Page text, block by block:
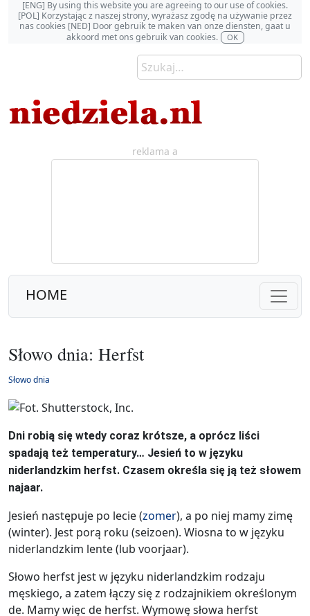
[ENG] By using this website you are agreeing to our use of cookies.
[POL] Korzystając z naszej strony, wyrażasz zgodę na używanie przez
nas cookies [NED] Door gebruik te maken van onze diensten, gaat u
akkoord met ons gebruik van cookies.
OK
reklama a
HOME
Słowo dnia: Herfst
Słowo dnia
Dni robią się wtedy coraz krótsze, a oprócz liści
spadają też temperatury… Jesień to w języku
niderlandzkim herfst. Czasem określa się ją też słowem
najaar.
Jesień następuje po lecie (zomer), a po niej mamy zimę
(winter). Jest porą roku (seizoen). Wiosna to w języku
niderlandzkim lente (lub voorjaar).
Słowo herfst jest w języku niderlandzkim rodzaju
męskiego, a zatem łączy się z rodzajnikiem określonym
de. Mamy więc de herfst. Wymowę słowa herfst